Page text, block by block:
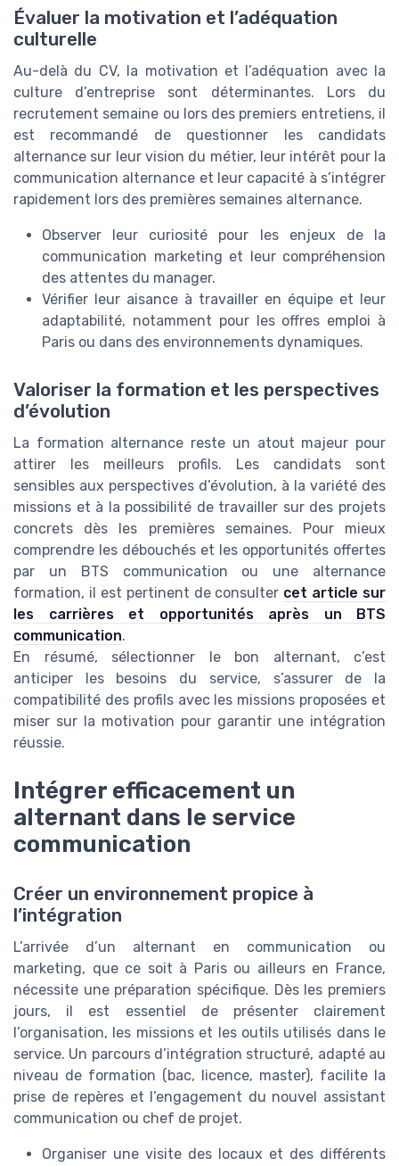
Évaluer la motivation et l’adéquation
culturelle
Au-delà du CV, la motivation et l’adéquation avec la
culture d’entreprise sont déterminantes. Lors du
recrutement semaine ou lors des premiers entretiens, il
est recommandé de questionner les candidats
alternance sur leur vision du métier, leur intérêt pour la
communication alternance et leur capacité à s’intégrer
rapidement lors des premières semaines alternance.
Observer leur curiosité pour les enjeux de la
communication marketing et leur compréhension
des attentes du manager.
Vérifier leur aisance à travailler en équipe et leur
adaptabilité, notamment pour les offres emploi à
Paris ou dans des environnements dynamiques.
Valoriser la formation et les perspectives
d’évolution
La formation alternance reste un atout majeur pour
attirer les meilleurs profils. Les candidats sont
sensibles aux perspectives d’évolution, à la variété des
missions et à la possibilité de travailler sur des projets
concrets dès les premières semaines. Pour mieux
comprendre les débouchés et les opportunités offertes
par un BTS communication ou une alternance
formation, il est pertinent de consulter cet article sur
les carrières et opportunités après un BTS
communication.
En résumé, sélectionner le bon alternant, c’est
anticiper les besoins du service, s’assurer de la
compatibilité des profils avec les missions proposées et
miser sur la motivation pour garantir une intégration
réussie.
Intégrer efficacement un
alternant dans le service
communication
Créer un environnement propice à
l’intégration
L’arrivée d’un alternant en communication ou
marketing, que ce soit à Paris ou ailleurs en France,
nécessite une préparation spécifique. Dès les premiers
jours, il est essentiel de présenter clairement
l’organisation, les missions et les outils utilisés dans le
service. Un parcours d’intégration structuré, adapté au
niveau de formation (bac, licence, master), facilite la
prise de repères et l’engagement du nouvel assistant
communication ou chef de projet.
Organiser une visite des locaux et des différents